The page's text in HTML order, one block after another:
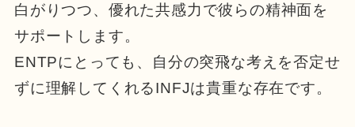
白がりつつ、優れた共感力で彼らの精神面を
サポートします。
ENTPにとっても、自分の突飛な考えを否定せ
ずに理解してくれるINFJは貴重な存在です。